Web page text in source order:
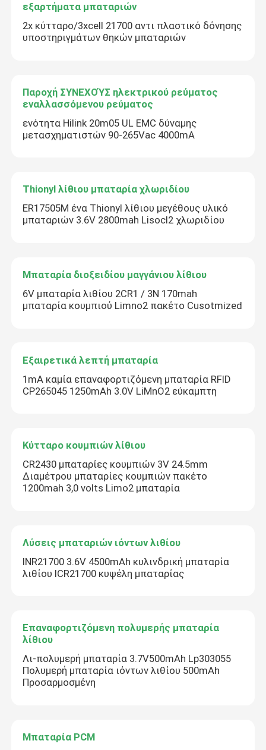
εξαρτήματα μπαταριών
2x κύτταρο/3xcell 21700 αντι πλαστικό δόνησης
υποστηριγμάτων θηκών μπαταριών
Παροχή ΣΥΝΕΧΟΎΣ ηλεκτρικού ρεύματος
εναλλασσόμενου ρεύματος
ενότητα Hilink 20m05 UL EMC δύναμης
μετασχηματιστών 90-265Vac 4000mA
Thionyl λίθιου μπαταρία χλωριδίου
ER17505M ένα Thionyl λίθιου μεγέθους υλικό
μπαταριών 3.6V 2800mah Lisocl2 χλωριδίου
Μπαταρία διοξειδίου μαγγάνιου λίθιου
6V μπαταρία λιθίου 2CR1 / 3N 170mah
μπαταρία κουμπιού Limno2 πακέτο Cusotmized
Εξαιρετικά λεπτή μπαταρία
1mA καμία επαναφορτιζόμενη μπαταρία RFID
CP265045 1250mAh 3.0V LiMnO2 εύκαμπτη
Κύτταρο κουμπιών λίθιου
CR2430 μπαταρίες κουμπιών 3V 24.5mm
Διαμέτρου μπαταρίες κουμπιών πακέτο
1200mah 3,0 volts Limo2 μπαταρία
Λύσεις μπαταριών ιόντων λιθίου
INR21700 3.6V 4500mAh κυλινδρική μπαταρία
λιθίου ICR21700 κυψέλη μπαταρίας
Επαναφορτιζόμενη πολυμερής μπαταρία
λίθιου
Λι-πολυμερή μπαταρία 3.7V500mAh Lp303055
Πολυμερή μπαταρία ιόντων λιθίου 500mAh
Προσαρμοσμένη
Μπαταρία PCM